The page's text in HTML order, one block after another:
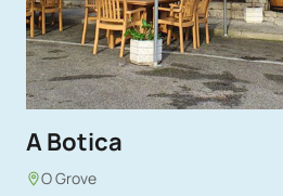
A Botica
O Grove